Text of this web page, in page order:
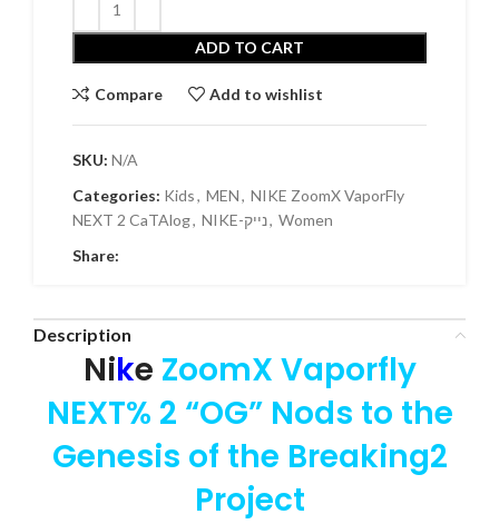
ADD TO CART
Compare Add to wishlist
SKU: N/A
Categories: Kids, MEN, NIKE ZoomX VaporFly
NEXT 2 CaTAlog, NIKE-נייק, Women
Share:
Description
Nike ZoomX Vaporfly
NEXT% 2 “OG” Nods to the
Genesis of the Breaking2
Project